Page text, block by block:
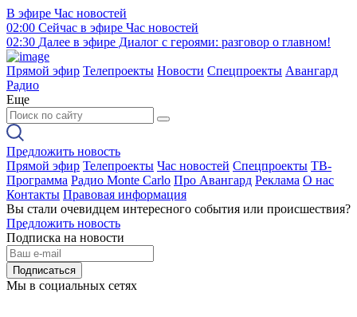
В эфире Час новостей
02:00 Сейчас в эфире Час новостей
02:30 Далее в эфире Диалог с героями: разговор о главном!
Прямой эфир Телепроекты Новости Спецпроекты Авангард
Радио
Еще
Предложить новость
Прямой эфир Телепроекты Час новостей Спецпроекты ТВ-
Программа Радио Monte Carlo Про Авангард Реклама О нас
Контакты Правовая информация
Вы стали очевидцем интересного события или происшествия?
Предложить новость
Подписка на новости
Подписаться
Мы в социальных сетях